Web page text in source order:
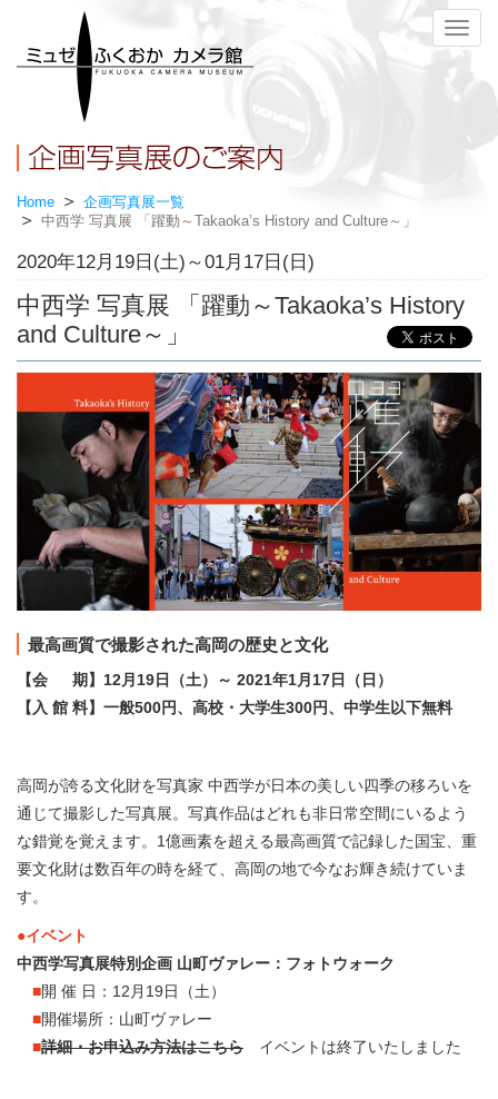
メ
ニ
Home
企画写真展一覧
中西学 写真展 「躍動～Takaoka’s History and Culture～」
2020年12月19日(土)～01月17日(日)
中西学 写真展 「躍動～Takaoka’s History
and Culture～」
最高画質で撮影された高岡の歴史と文化
【会 期】12月19日（土）～ 2021年1月17日（日）
【入 館 料】一般500円、高校・大学生300円、中学生以下無料
高岡が誇る文化財を写真家 中西学が日本の美しい四季の移ろいを
通じて撮影した写真展。写真作品はどれも非日常空間にいるよう
な錯覚を覚えます。1億画素を超える最高画質で記録した国宝、重
要文化財は数百年の時を経て、高岡の地で今なお輝き続けていま
す。
●イベント
中西学写真展特別企画 山町ヴァレー：フォトウォーク
■開 催 日：12月19日（土）
■開催場所：山町ヴァレー
■詳細・お申込み方法はこちら イベントは終了いたしました